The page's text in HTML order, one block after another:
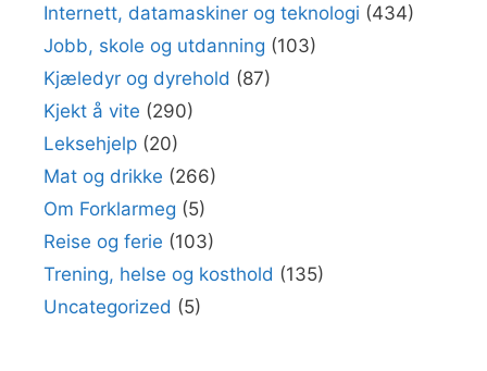
Internett, datamaskiner og teknologi (434)
Jobb, skole og utdanning (103)
Kjæledyr og dyrehold (87)
Kjekt å vite (290)
Leksehjelp (20)
Mat og drikke (266)
Om Forklarmeg (5)
Reise og ferie (103)
Trening, helse og kosthold (135)
Uncategorized (5)